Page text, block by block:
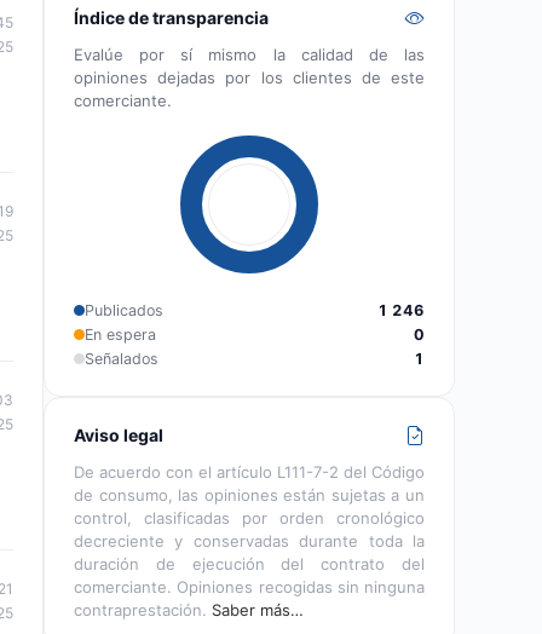
Índice de transparencia
Evalúe por sí mismo la calidad de las
opiniones dejadas por los clientes de este
comerciante.
Publicados
1 246
En espera
0
Señalados
1
Aviso legal
De acuerdo con el artículo L111-7-2 del Código
de consumo, las opiniones están sujetas a un
control, clasificadas por orden cronológico
decreciente y conservadas durante toda la
duración de ejecución del contrato del
comerciante. Opiniones recogidas sin ninguna
contraprestación. Saber más…